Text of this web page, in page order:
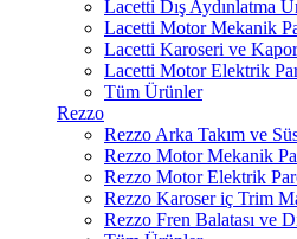
Lacetti Dış Aydınlatma
Lacetti Motor Mekanik
Lacetti Karoseri ve
Lacetti Motor Elektrik
Tüm Ürünler
Rezzo
Rezzo Arka Takım ve
Rezzo Motor Mekanik
Rezzo Motor Elektrik
Rezzo Karoser iç Trim
Rezzo Fren Balatası ve